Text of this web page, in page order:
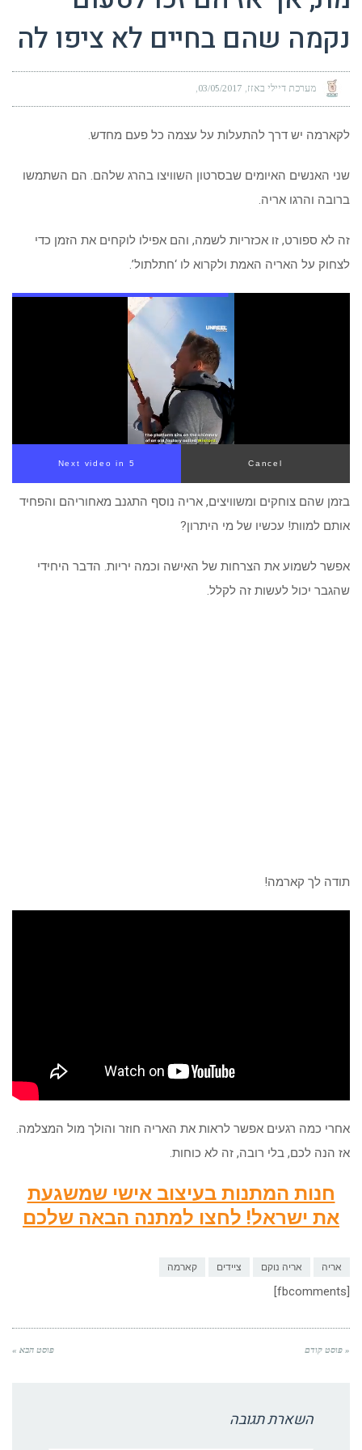
נקמה שהם בחיים לא ציפו לה
מערכת דיילי באזז 03/05/2017
לקארמה יש דרך להתעלות על עצמה כל פעם מחדש.
שני האנשים האיומים שבסרטון השוויצו בהרג שלהם. הם השתמשו
ברובה והרגו אריה.
זה לא ספורט, זו אכזריות לשמה, והם אפילו לוקחים את הזמן כדי
לצחוק על האריה האמת ולקרוא לו ‘חתלתול’.
Next video in 4 Cancel
בזמן שהם צוחקים ומשוויצים, אריה נוסף התגנב מאחוריהם והפחיד
אותם למוות! עכשיו של מי היתרון?
אפשר לשמוע את הצרחות של האישה וכמה יריות. הדבר היחידי
שהגבר יכול לעשות זה לקלל.
תודה לך קארמה!
אחרי כמה רגעים אפשר לראות את האריה חוזר והולך מול המצלמה.
אז הנה לכם, בלי רובה, זה לא כוחות.
חנות המתנות בעיצוב אישי שמשגעת
את ישראל! לחצו למתנה הבאה שלכם
אריה אריה נוקם ציידים קארמה
[fbcomments]
« פוסט קודם פוסט הבא »
השארת תגובה